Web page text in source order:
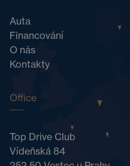
Auta
Financování
O nás
Kontakty
Office
Top Drive Club
Vídeňská 84